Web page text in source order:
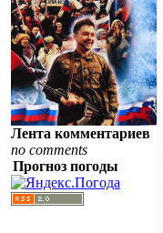
Лента комментариев
no comments
Прогноз погоды